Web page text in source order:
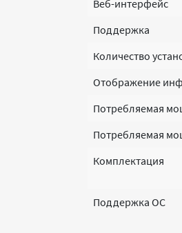
Веб-интерфейс
Поддержка
Количество
Отображение
Потребляемая
Потребляемая
Комплектация
Поддержка ОС